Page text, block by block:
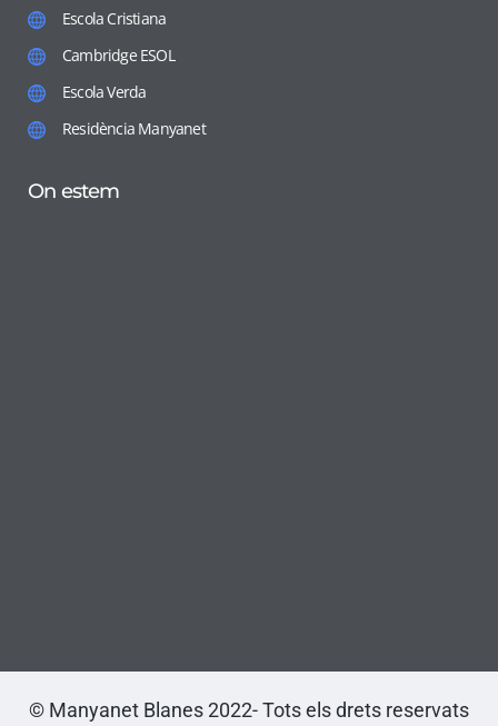
Escola Cristiana
Cambridge ESOL
Escola Verda
Residència Manyanet
On estem
© Manyanet Blanes 2022- Tots els drets reservats